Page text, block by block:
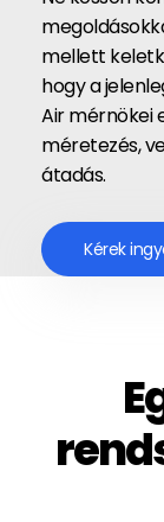
mellett
hogy a
Air mérnökei
méretezés,
átadás.
Kérek